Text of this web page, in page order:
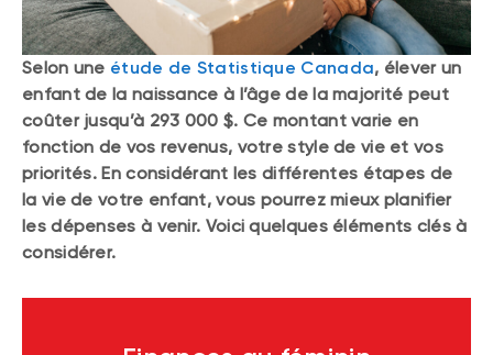
Selon une étude de Statistique Canada, élever un
enfant de la naissance à l’âge de la majorité peut
coûter jusqu’à 293 000 $. Ce montant varie en
fonction de vos revenus, votre style de vie et vos
priorités. En considérant les différentes étapes de
la vie de votre enfant, vous pourrez mieux planifier
les dépenses à venir. Voici quelques éléments clés à
considérer.